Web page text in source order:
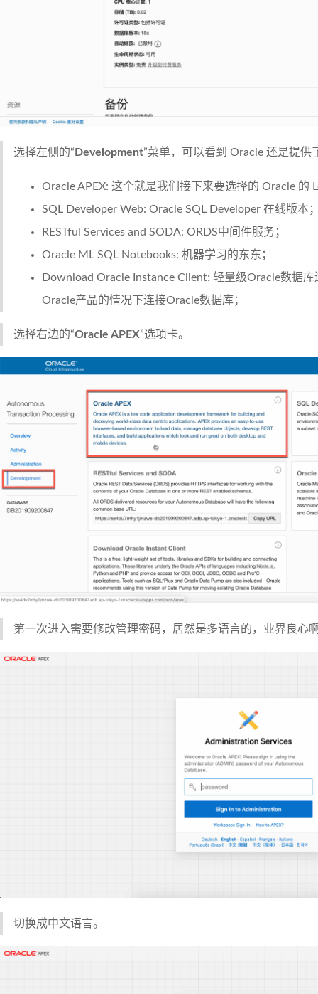
选择左侧的“ Development”菜单，可以看到 Oracle 还是提供
Oracle APEX: 这个就是我们接下来要选择的 Oracle 的
SQL Developer Web: Oracle SQL Developer 在线版本
RESTful Services and SODA: ORDS中间件服务；
Oracle ML SQL Notebooks: 机器学习的东东；
Download Oracle Instance Client: 轻量级Oracle数据
Oracle产品的情况下连接Oracle数据库；
选择右边的“Oracle APEX”选项卡。
第一次进入需要修改管理密码，居然是多语言的，业界良心
切换成中文语言。